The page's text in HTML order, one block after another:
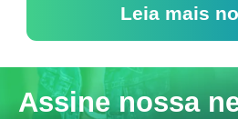
Leia mais
Assine nossa